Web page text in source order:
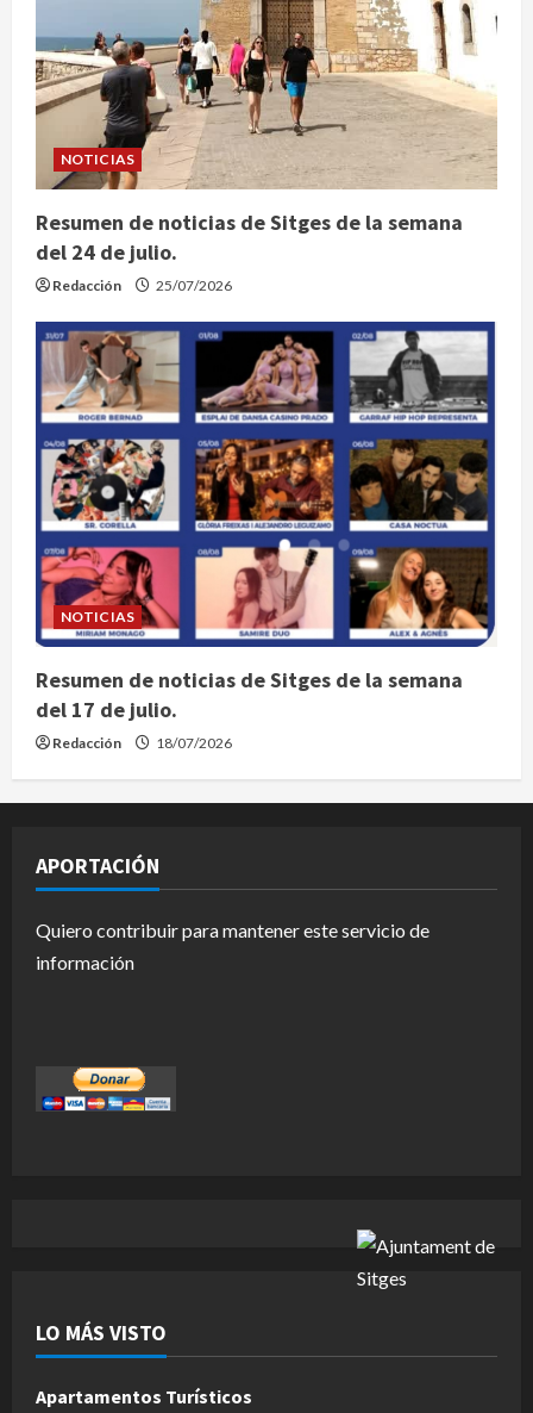
NOTICIAS
Resumen de noticias de Sitges de la semana
del 24 de julio.
Redacción 25/07/2026
NOTICIAS
Resumen de noticias de Sitges de la semana
del 17 de julio.
Redacción 18/07/2026
APORTACIÓN
Quiero contribuir para mantener este servicio de
información
LO MÁS VISTO
Apartamentos Turísticos